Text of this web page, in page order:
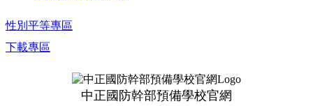
性別平等專區
下載專區
中正國防幹部預備學校官網